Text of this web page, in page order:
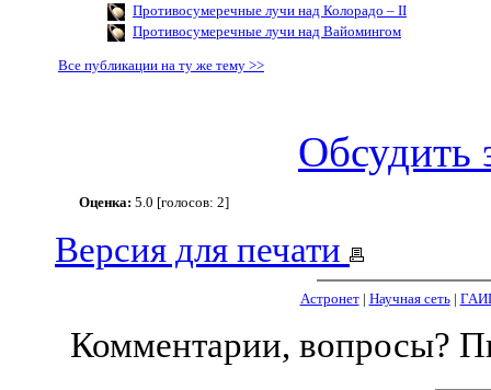
Противосумеречные лучи над Колорадо – II
Противосумеречные лучи над Вайомингом
Все публикации на ту же тему >>
Обсудить
Оценка: 5.0 [голосов: 2]
Версия для печати
Астронет| Научная сеть|
Комментарии, вопросы?